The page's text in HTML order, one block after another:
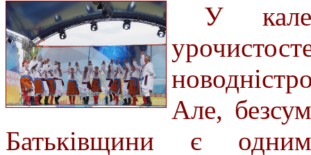
У
Але,
Батьківщини є